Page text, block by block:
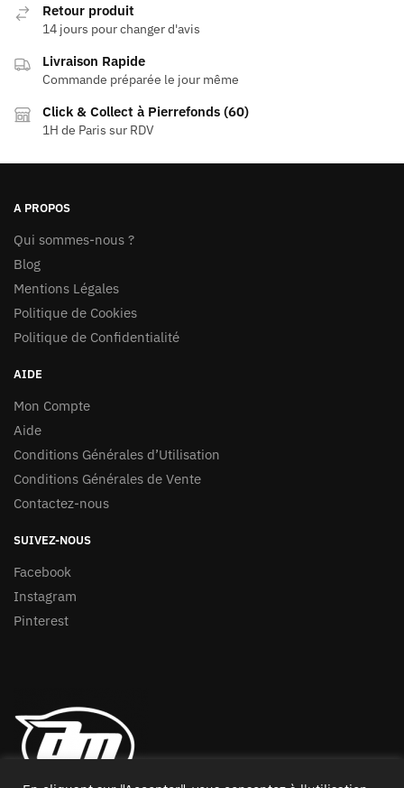
sur
la
Retour produit
14 jours pour changer d'avis
Livraison Rapide
Commande préparée le jour même
Click & Collect à Pierrefonds (60)
1H de Paris sur RDV
A PROPOS
Qui sommes-nous ?
Blog
Mentions Légales
Politique de Cookies
Politique de Confidentialité
AIDE
Mon Compte
Aide
Conditions Générales d’Utilisation
Conditions Générales de Vente
Contactez-nous
SUIVEZ-NOUS
Facebook
Instagram
Pinterest